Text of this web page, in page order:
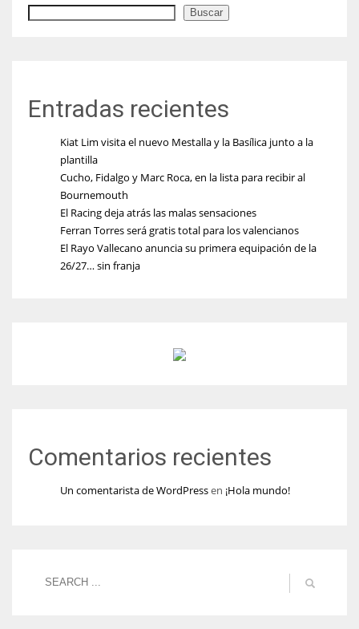
Buscar
Entradas recientes
Kiat Lim visita el nuevo Mestalla y la Basílica junto a la
plantilla
Cucho, Fidalgo y Marc Roca, en la lista para recibir al
Bournemouth
El Racing deja atrás las malas sensaciones
Ferran Torres será gratis total para los valencianos
El Rayo Vallecano anuncia su primera equipación de la
26/27… sin franja
Comentarios recientes
Un comentarista de WordPressen ¡Hola mundo!